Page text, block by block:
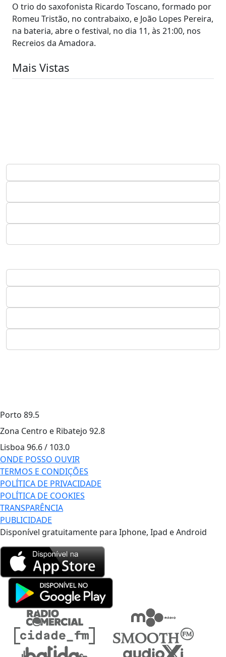
O trio do saxofonista Ricardo Toscano, formado por
Romeu Tristão, no contrabaixo, e João Lopes Pereira,
na bateria, abre o festival, no dia 11, às 21:00, nos
Recreios da Amadora.
Mais Vistas
Porto 89.5
Zona Centro e Ribatejo 92.8
Lisboa 96.6 / 103.0
ONDE POSSO OUVIR
TERMOS E CONDIÇÕES
POLÍTICA DE PRIVACIDADE
POLÍTICA DE COOKIES
TRANSPARÊNCIA
PUBLICIDADE
Disponível gratuitamente para Iphone, Ipad e Android